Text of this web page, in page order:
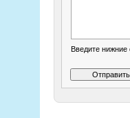
Введите